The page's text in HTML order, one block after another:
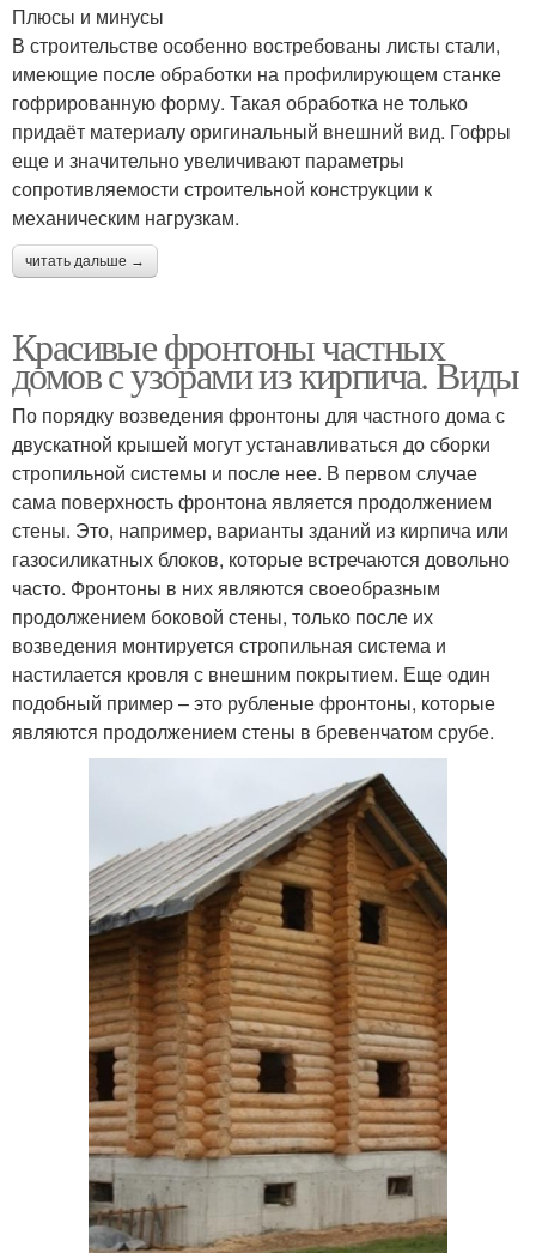
Плюсы и минусы
В строительстве особенно востребованы листы стали,
имеющие после обработки на профилирующем станке
гофрированную форму. Такая обработка не только
придаёт материалу оригинальный внешний вид. Гофры
еще и значительно увеличивают параметры
сопротивляемости строительной конструкции к
механическим нагрузкам.
читать дальше →
Красивые фронтоны частных
домов с узорами из кирпича. Виды
По порядку возведения фронтоны для частного дома с
двускатной крышей могут устанавливаться до сборки
стропильной системы и после нее. В первом случае
сама поверхность фронтона является продолжением
стены. Это, например, варианты зданий из кирпича или
газосиликатных блоков, которые встречаются довольно
часто. Фронтоны в них являются своеобразным
продолжением боковой стены, только после их
возведения монтируется стропильная система и
настилается кровля с внешним покрытием. Еще один
подобный пример – это рубленые фронтоны, которые
являются продолжением стены в бревенчатом срубе.